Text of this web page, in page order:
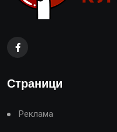
Страници
Реклама